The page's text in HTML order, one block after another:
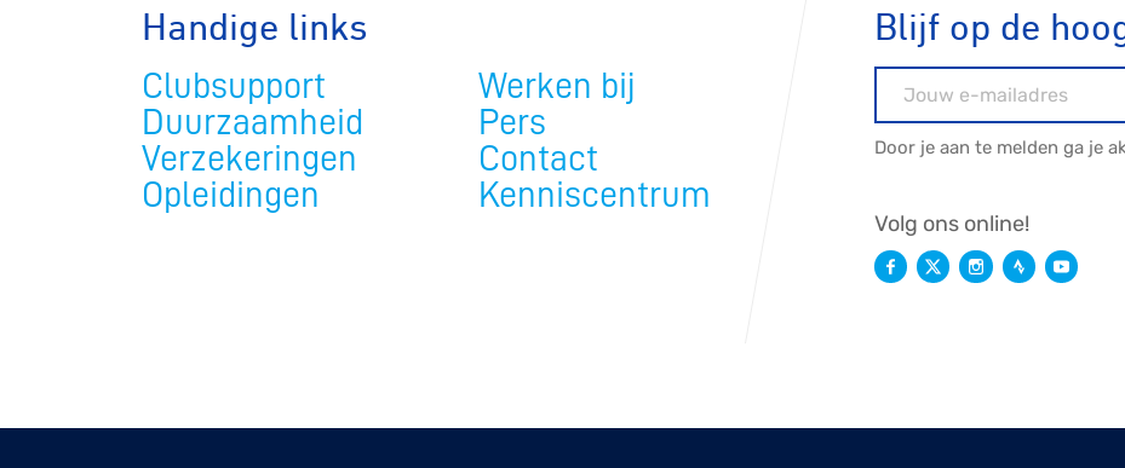
Handige links
Clubsupport
Werken bij
Duurzaamheid
Pers
Verzekeringen
Contact
Opleidingen
Kenniscentrum
Blijf op de
Door je aan te melden ga je
Volg ons online!